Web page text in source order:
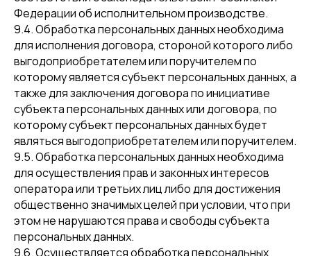
Федерации об исполнительном производстве.
9.4. Обработка персональных данных необходима
для исполнения договора, стороной которого либо
выгодоприобретателем или поручителем по
которому является субъект персональных данных, а
также для заключения договора по инициативе
субъекта персональных данных или договора, по
которому субъект персональных данных будет
являться выгодоприобретателем или поручителем.
9.5. Обработка персональных данных необходима
для осуществления прав и законных интересов
оператора или третьих лиц либо для достижения
общественно значимых целей при условии, что при
этом не нарушаются права и свободы субъекта
персональных данных.
9.6. Осуществляется обработка персональных
Главная
Каталог
Оплата и доставка
Контакты
ИНФОРМАЦИЯ КОНТАКТЫ
+7 (926) 674 80 04
s.o.t.s.apparel@gmail.com
СОЦИАЛЬНЫЕ СЕТИ